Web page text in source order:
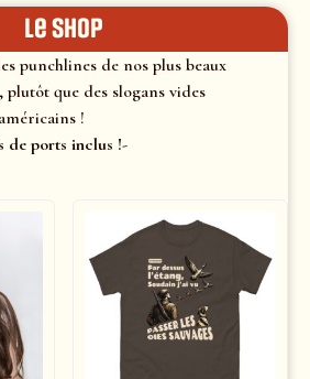
le shop
punchlines de nos plus beaux
plutôt que des slogans vides
américains !
de ports inclus !-